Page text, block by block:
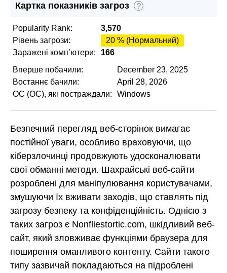
Картка показників загроз ?
Popularity Rank:
3,570
Рівень загрози:
20 % (Нормальний)
Заражені комп’ютери:
166
Вперше побачили:
December 23, 2025
Востаннє бачили:
April 28, 2026
ОС (ОС), які постраждали:
Windows
Безпечний перегляд веб-сторінок вимагає
постійної уваги, особливо враховуючи, що
кіберзлочинці продовжують удосконалювати
свої обманні методи. Шахрайські веб-сайти
розроблені для маніпулювання користувачами,
змушуючи їх вживати заходів, що ставлять під
загрозу безпеку та конфіденційність. Однією з
таких загроз є Nonfliestortic.com, шкідливий веб-
сайт, який зловживає функціями браузера для
поширення оманливого контенту. Сайти такого
типу зазвичай покладаються на підроблені